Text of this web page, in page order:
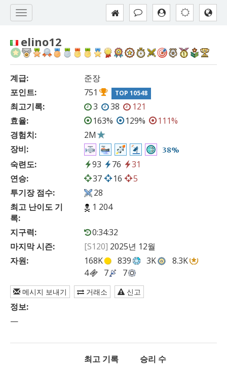
elino12
계급:
준장
포인트:
751 TOP 10548
최고기록: 3 38
121
효율:
163% 129%
111%
경험치:
2M
장비:
38%
숙련도: 93 76
31
연승:
37 16
5
투기장 점수:
28
최고 난이도 기
록:
1 204
지구력:
0:34:32
마지막 시즌:
[S120] 2025년 12월
자원:
168K 839 3K
8.3K
4
7 7
메시지 보내기 거래소 신고
정보:
—
최고 기록
승리 수